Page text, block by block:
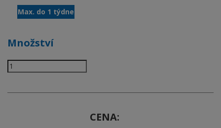
Max. do 1 týdne
Množství
CENA